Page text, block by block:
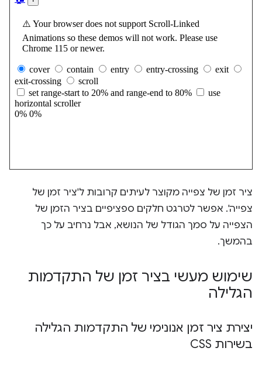
ציר זמן של צפייה מקוצר לעיתים קרובות ל'ציר זמן של
צפייה'. אפשר לטרגט חלקים ספציפיים בציר הזמן של
הצפייה על סמך הגודל של הנושא, אבל נרחיב על כך
בהמשך.
שימוש מעשי בציר זמן של התקדמות
הגלילה
יצירת ציר זמן אנונימי של התקדמות הגלילה
בשירות CSS